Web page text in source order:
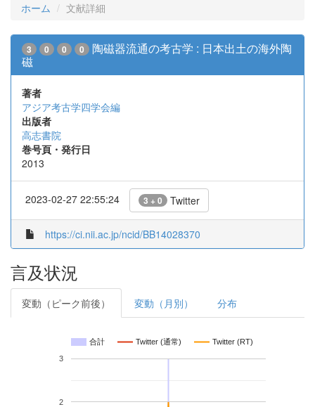
ホーム 文献詳細
3 0 0 0
陶磁器流通の考古学 : 日本出土の海外陶
磁
著者
アジア考古学四学会編
出版者
高志書院
巻号頁・発行日
2013
2023-02-27 22:55:24 3 + 0 Twitter
https://ci.nii.ac.jp/ncid/BB14028370
言及状況
変動（ピーク前後） 変動（月別） 分布
合計 Twitter (通常) Twitter (RT)
2
3